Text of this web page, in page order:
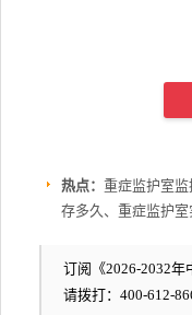
热点： 重症监护室
存多久、重症监护室
订阅《2026-2032
请拨打：400-612-